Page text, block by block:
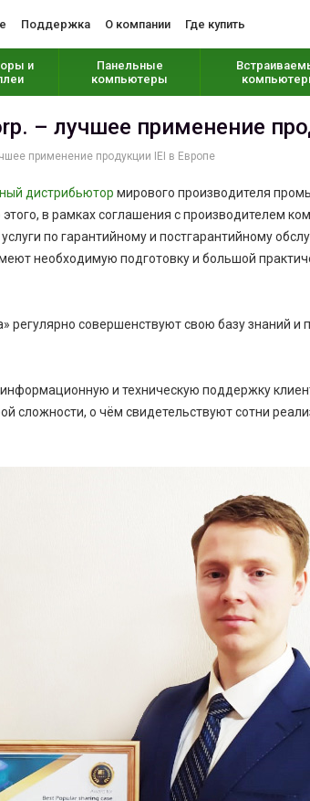
Поддержка О компании Где купить
и
Панельные
компьютеры
– лучшее применение
применение продукции IEI в Европе
дистрибьютор мирового производителя
в рамках соглашения с производителем
по гарантийному и постгарантийному
необходимую подготовку и большой
совершенствуют свою базу знаний и
и техническую поддержку
сложности, о чём свидетельствуют сотни